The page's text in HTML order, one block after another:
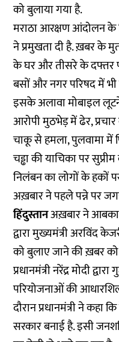
को बुलाया गया है.
मराठा आरक्षण आंदोलन
ने प्रमुखता दी है. ख़बर के
के घर और तीसरे के दफ्तर
बसों और नगर परिषद में
इसके अलावा मोबाइल
आरोपी मुठभेड़ में ढेर,
चाकू से हमला, पुलवामा में
चड्ढा की याचिका पर
निलंबन का लोगों के हकों
अख़बार ने पहले पन्ने पर
हिंदुस्तानअख़बारने
द्वारा मुख्यमंत्री अरविंद
को बुलाए जाने की ख़बर को
प्रधानमंत्री नरेंद्र मोदी
परियोजनाओं की
दौरान प्रधानमंत्री ने कहा
सरकार बनाई है. इसी